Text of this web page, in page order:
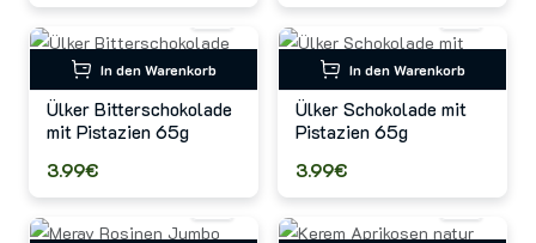
In den Warenkorb
Ülker Bitterschokolade
mit Pistazien 65g
3.99€
In den Warenkorb
Ülker Schokolade mit
Pistazien 65g
3.99€